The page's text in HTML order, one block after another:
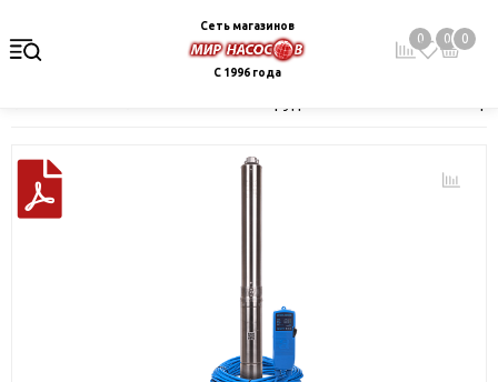
Сеть магазинов
С 1996 года
0 0 0